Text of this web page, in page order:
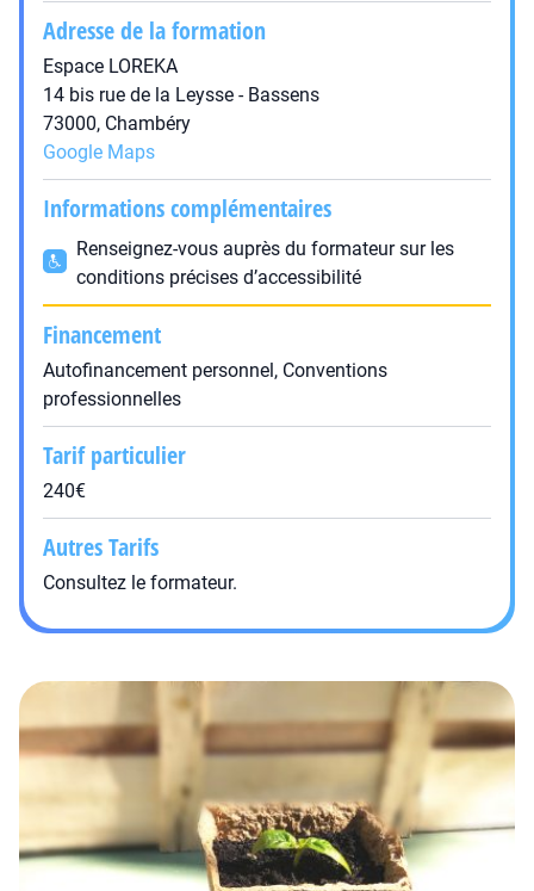
Adresse de la formation
Espace LOREKA
14 bis rue de la Leysse - Bassens
73000, Chambéry
Google Maps
Informations complémentaires
Renseignez-vous auprès du formateur sur les
conditions précises d’accessibilité
Financement
Autofinancement personnel, Conventions
professionnelles
Tarif particulier
240€
Autres Tarifs
Consultez le formateur.